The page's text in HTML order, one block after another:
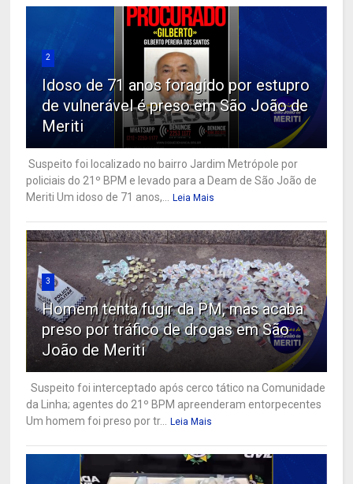
2
Idoso de 71 anos foragido por estupro
de vulnerável é preso em São João de
Meriti
Suspeito foi localizado no bairro Jardim Metrópole por
policiais do 21º BPM e levado para a Deam de São João de
Meriti Um idoso de 71 anos,... Leia Mais
3
Homem tenta fugir da PM, mas acaba
preso por tráfico de drogas em São
João de Meriti
Suspeito foi interceptado após cerco tático na Comunidade
da Linha; agentes do 21º BPM apreenderam entorpecentes
Um homem foi preso por tr... Leia Mais